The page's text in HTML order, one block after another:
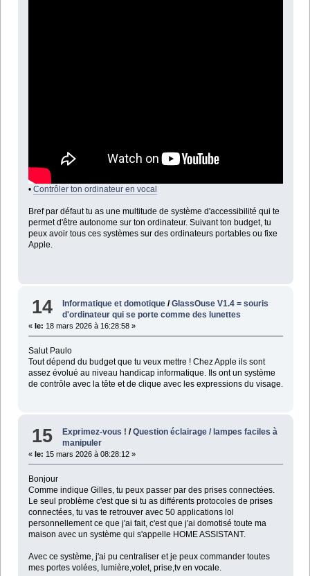
• Contrôler ton ordinateur en vocal
Bref par défaut tu as une multitude de système d'accessibilité qui te
permet d'être autonome sur ton ordinateur. Suivant ton budget, tu
peux avoir tous ces systèmes sur des ordinateurs portables ou fixe
Apple.
14 Informatique et domotique /GlassOuse V1.4 = souris
d'ordinateur qui se porte comme des lunettes
« le: 18 mars 2026 à 16:28:58 »
Salut Paulo
Tout dépend du budget que tu veux mettre ! Chez Apple ils sont
assez évolué au niveau handicap informatique. Ils ont un système
de contrôle avec la tête et de clique avec les expressions du visage.
15 Exprimez-vous ! /Question éclairage / lampes faciles à
manipuler
« le: 15 mars 2026 à 08:28:12 »
Bonjour
Comme indique Gilles, tu peux passer par des prises connectées.
Le seul problème c'est que si tu as différents protocoles de prises
connectées, tu vas te retrouver avec 50 applications lol
personnellement ce que j'ai fait, c'est que j'ai domotisé toute ma
maison avec un système qui s'appelle HOME ASSISTANT.
Avec ce système, j'ai pu centraliser et je peux commander toutes
mes portes volées, lumière,volet, prise,tv en vocale.